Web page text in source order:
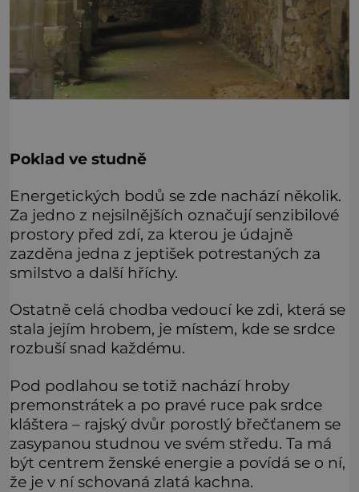
Poklad ve studně
Energetických bodů se zde nachází několik.
Za jedno z nejsilnějších označují senzibilové
prostory před zdí, za kterou je údajně
zazděna jedna z jeptišek potrestaných za
smilstvo a další hříchy.
Ostatně celá chodba vedoucí ke zdi, která se
stala jejím hrobem, je místem, kde se srdce
rozbuší snad každému.
Pod podlahou se totiž nachází hroby
premonstrátek a po pravé ruce pak srdce
kláštera – rajský dvůr porostlý břečťanem se
zasypanou studnou ve svém středu. Ta má
být centrem ženské energie a povídá se o ní,
že je v ní schovaná zlatá kachna.